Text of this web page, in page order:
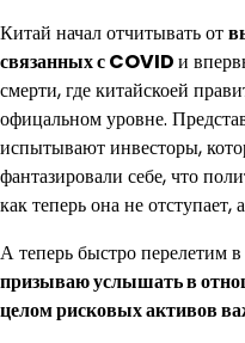
Китай начал отчитывать от
связанных с COVIDи
смерти, где китайскоей
офицальном уровне.
испытывают инвесторы,
фантазировали себе, что
как теперь она не отступает,
А теперь быстро перелетим
призываю услышать в
целом рисковых активов